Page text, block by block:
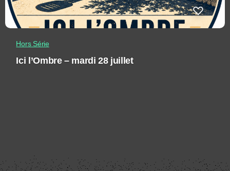
Hors Série
Ici l’Ombre – mardi 28 juillet